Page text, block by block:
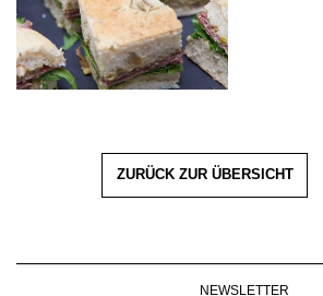
ZURÜCK ZUR ÜBERSICHT
NEWSLETTER